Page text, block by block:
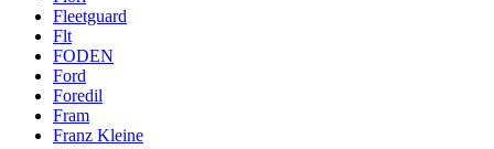
Fleetguard
Flt
FODEN
Ford
Foredil
Fram
Franz Kleine